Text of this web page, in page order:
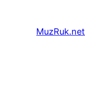
MuzRuk.net